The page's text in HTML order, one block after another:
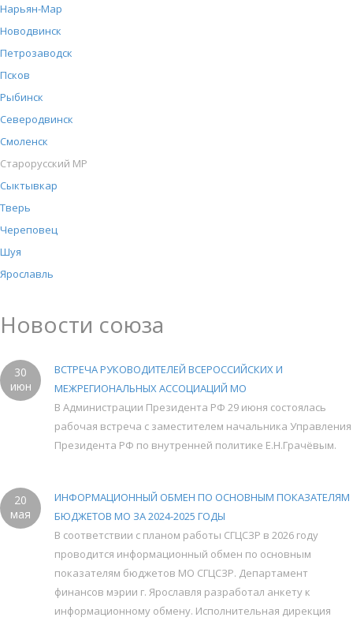
Нарьян-Мар
Новодвинск
Петрозаводск
Псков
Рыбинск
Северодвинск
Смоленск
Старорусский МР
Сыктывкар
Тверь
Череповец
Шуя
Ярославль
Новости союза
30
июн
ВСТРЕЧА РУКОВОДИТЕЛЕЙ ВСЕРОССИЙСКИХ И
МЕЖРЕГИОНАЛЬНЫХ АССОЦИАЦИЙ МО
В Администрации Президента РФ 29 июня состоялась
рабочая встреча с заместителем начальника Управления
Президента РФ по внутренней политике Е.Н.Грачёвым.
20
мая
ИНФОРМАЦИОННЫЙ ОБМЕН ПО ОСНОВНЫМ ПОКАЗАТЕЛЯМ
БЮДЖЕТОВ МО ЗА 2024-2025 ГОДЫ
В соответствии с планом работы СГЦСЗР в 2026 году
проводится информационный обмен по основным
показателям бюджетов МО СГЦСЗР. Департамент
финансов мэрии г. Ярославля разработал анкету к
информационному обмену. Исполнительная дирекция